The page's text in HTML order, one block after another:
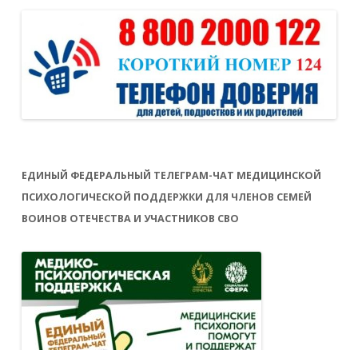
ЕДИНЫЙ ФЕДЕРАЛЬНЫЙ ТЕЛЕГРАМ-ЧАТ МЕДИЦИНСКОЙ
ПСИХОЛОГИЧЕСКОЙ ПОДДЕРЖКИ ДЛЯ ЧЛЕНОВ СЕМЕЙ
ВОИНОВ ОТЕЧЕСТВА И УЧАСТНИКОВ СВО